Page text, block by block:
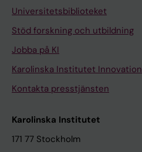
Universitetsbiblioteket
Stöd forskning och utbildning
Jobba på KI
Karolinska Institutet Innovation
Kontakta presstjänsten
Karolinska Institutet
171 77 Stockholm